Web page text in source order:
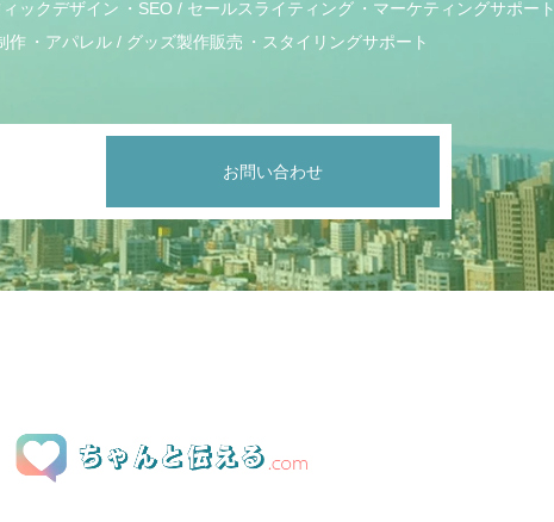
ックデザイン SEO / セールスライティング マーケティングサポート
作
アパレル / グッズ製作販売 スタイリングサポート
お問い合わせ